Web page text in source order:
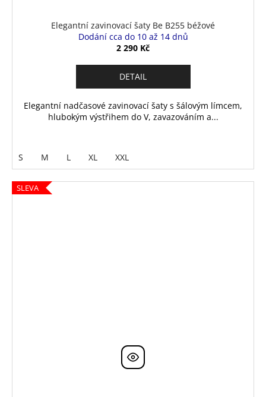
Elegantní zavinovací šaty Be B255 béžové
Dodání cca do 10 až 14 dnů
2 290 Kč
DETAIL
Elegantní nadčasové zavinovací šaty s šálovým límcem,
hlubokým výstřihem do V, zavazováním a...
S M L XL XXL
SLEVA